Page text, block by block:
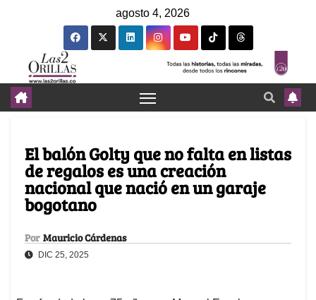
agosto 4, 2026
El balón Golty que no falta en listas
de regalos es una creación
nacional que nació en un garaje
bogotano
Por Mauricio Cárdenas
DIC 25, 2025